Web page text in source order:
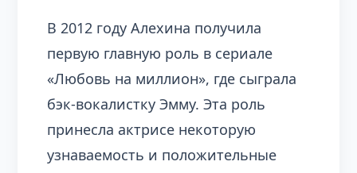
В 2012 году Алехина получила
первую главную роль в сериале
«Любовь на миллион», где сыграла
бэк-вокалистку Эмму. Эта роль
принесла актрисе некоторую
узнаваемость и положительные